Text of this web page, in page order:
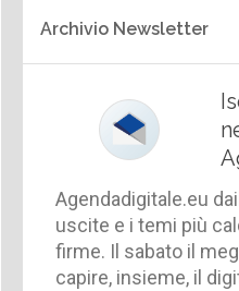
Archivio Newsletter
Agendadigitale.eu
uscite e i temi più
firme. Il sabato il
capire, insieme, il